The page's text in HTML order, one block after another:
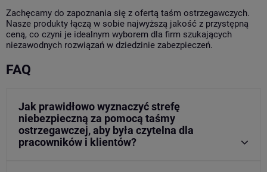
Zachęcamy do zapoznania się z ofertą taśm ostrzegawczych.
Nasze produkty łączą w sobie najwyższą jakość z przystępną
ceną, co czyni je idealnym wyborem dla firm szukających
niezawodnych rozwiązań w dziedzinie zabezpieczeń.
FAQ
Jak prawidłowo wyznaczyć strefę
niebezpieczną za pomocą taśmy
ostrzegawczej, aby była czytelna dla
pracowników i klientów?